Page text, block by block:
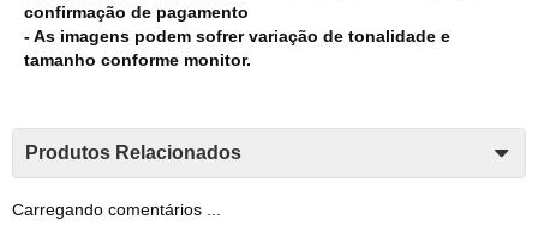
confirmação de pagamento
- As imagens podem sofrer variação de tonalidade e
tamanho conforme monitor.
Produtos Relacionados
Carregando comentários ...